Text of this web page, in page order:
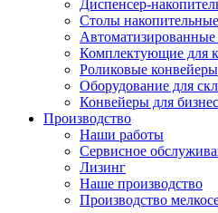
Диспенсер-
Столы накопительные
Комплектующие для
Роликовые конвейеры
Оборудование для
Конвейеры для
Производство
Наши работы
Сервисное
Лизинг
Наше производство
Производство